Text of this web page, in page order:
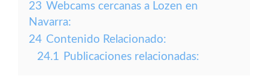
23 Webcams cercanas a Lozen en
Navarra:
24 Contenido Relacionado:
24.1 Publicaciones relacionadas: